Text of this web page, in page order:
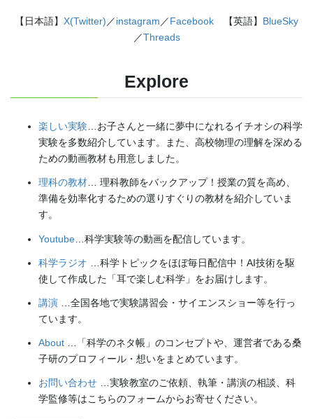
【日本語】 X(Twitter) ／instagram ／Facebook 【英語】 BlueSky
／Threads
Explore
楽しい実験…お子さんと一緒に夢中になれるイチオシの科学
実験を多数紹介しています。また、高校物理の理解を深める
ための動画教材も用意しました。
理科の教材… 理科教師をバックアップ！授業の質を高め、
準備を効率化するための選りすぐりの教材を紹介していま
す。
Youtube …科学実験等の動画を配信しています。
科学ラジオ …科学トピックをほぼ毎日配信中！AI技術を駆
使して作成した「耳で楽しむ科学」をお届けします。
講演 …全国各地で実験講習会・サイエンスショー等を行っ
ています。
About …「科学のネタ帳」のコンセプトや、運営者である桑
子研のプロフィール・想いをまとめています。
お問い合わせ …実験教室のご依頼、執筆・講演の相談、科
学監修等はこちらのフォームからお寄せください。